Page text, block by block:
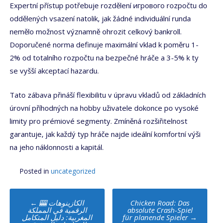
Expertní přístup potřebuje rozdělení игрового rozpočtu do
oddělených vsazení natolik, jak žádné individuální runda
nemělo možnost významně ohrozit celkový bankroll.
Doporučené norma definuje maximální vklad k poměru 1-
2% od totalního rozpočtu na bezpečné hráče a 3-5% k ty
se vyšší akceptací hazardu.
Tato zábava přináší flexibilitu v úpravu vkladů od základních
úrovní příhodných na hobby uživatele dokonce po vysoké
limity pro prémiové segmenty. Zmíněná rozšiřitelnost
garantuje, jak každý typ hráče najde ideální komfortní výši
na jeho náklonnosti a kapitál.
Posted in uncategorized
Post
navigation
← 🎰 الكازينوهات
الرقمية في المملكة
المغربية: دليل المتكامل
Chicken Road: Das
absolute Crash-Spiel
für planende Spieler →